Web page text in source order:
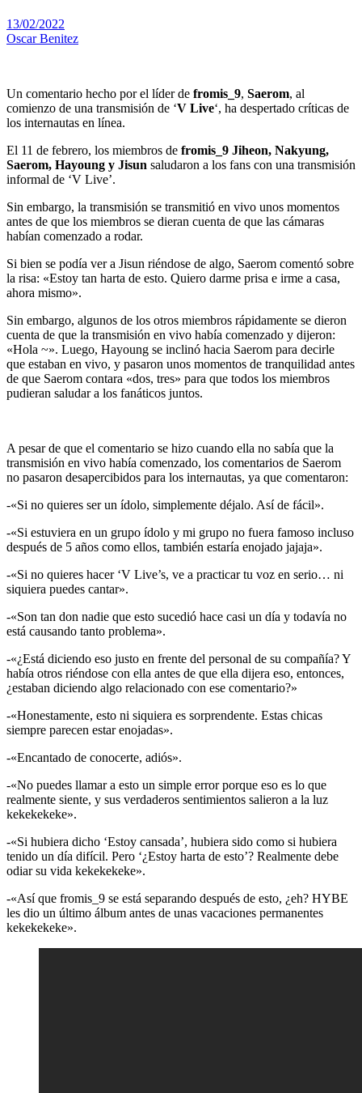
13/02/2022
Oscar Benitez
Un comentario hecho por el líder de fromis_9, Saerom, al
comienzo de una transmisión de ‘V Live‘, ha despertado críticas de
los internautas en línea.
El 11 de febrero, los miembros de fromis_9 Jiheon, Nakyung,
Saerom, Hayoung y Jisun saludaron a los fans con una transmisión
informal de ‘V Live’.
Sin embargo, la transmisión se transmitió en vivo unos momentos
antes de que los miembros se dieran cuenta de que las cámaras
habían comenzado a rodar.
Si bien se podía ver a Jisun riéndose de algo, Saerom comentó sobre
la risa: «Estoy tan harta de esto. Quiero darme prisa e irme a casa,
ahora mismo».
Sin embargo, algunos de los otros miembros rápidamente se dieron
cuenta de que la transmisión en vivo había comenzado y dijeron:
«Hola ~». Luego, Hayoung se inclinó hacia Saerom para decirle
que estaban en vivo, y pasaron unos momentos de tranquilidad antes
de que Saerom contara «dos, tres» para que todos los miembros
pudieran saludar a los fanáticos juntos.
A pesar de que el comentario se hizo cuando ella no sabía que la
transmisión en vivo había comenzado, los comentarios de Saerom
no pasaron desapercibidos para los internautas, ya que comentaron:
-«Si no quieres ser un ídolo, simplemente déjalo. Así de fácil».
-«Si estuviera en un grupo ídolo y mi grupo no fuera famoso incluso
después de 5 años como ellos, también estaría enojado jajaja».
-«Si no quieres hacer ‘V Live’s, ve a practicar tu voz en serio… ni
siquiera puedes cantar».
-«Son tan don nadie que esto sucedió hace casi un día y todavía no
está causando tanto problema».
-«¿Está diciendo eso justo en frente del personal de su compañía? Y
había otros riéndose con ella antes de que ella dijera eso, entonces,
¿estaban diciendo algo relacionado con ese comentario?»
-«Honestamente, esto ni siquiera es sorprendente. Estas chicas
siempre parecen estar enojadas».
-«Encantado de conocerte, adiós».
-«No puedes llamar a esto un simple error porque eso es lo que
realmente siente, y sus verdaderos sentimientos salieron a la luz
kekekekeke».
-«Si hubiera dicho ‘Estoy cansada’, hubiera sido como si hubiera
tenido un día difícil. Pero ‘¿Estoy harta de esto’? Realmente debe
odiar su vida kekekekeke».
-«Así que fromis_9 se está separando después de esto, ¿eh? HYBE
les dio un último álbum antes de unas vacaciones permanentes
kekekekeke».